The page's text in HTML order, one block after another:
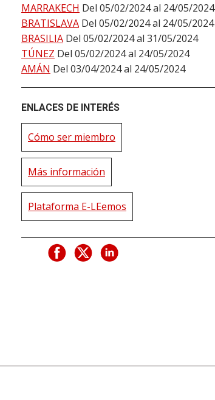
MARRAKECH Del 05/02/2024 al 24/05/2024
BRATISLAVA Del 05/02/2024 al 24/05/2024
BRASILIA Del 05/02/2024 al 31/05/2024
TÚNEZ Del 05/02/2024 al 24/05/2024
AMÁN Del 03/04/2024 al 24/05/2024
ENLACES DE INTERÉS
Cómo ser miembro
Más información
Plataforma E-LEemos